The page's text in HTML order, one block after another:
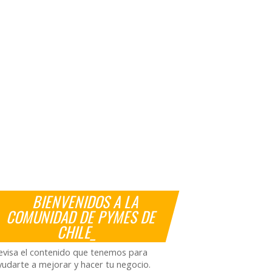
BIENVENIDOS A LA
COMUNIDAD DE PYMES DE
CHILE_
el contenido que tenemos para
a mejorar y hacer tu negocio.